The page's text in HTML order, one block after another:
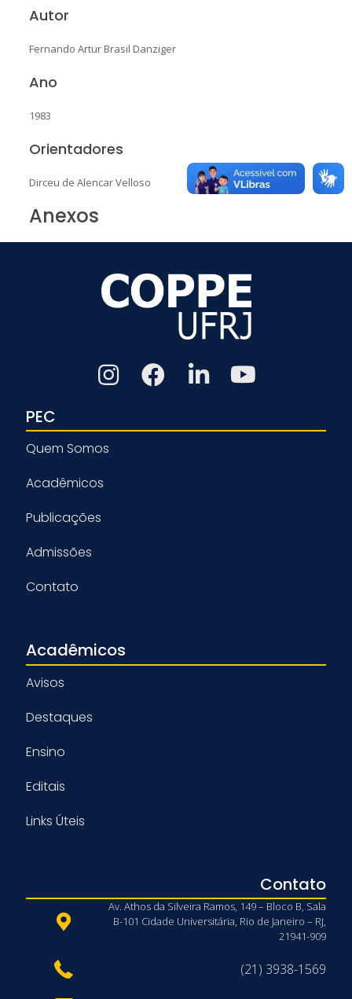
Autor
Fernando Artur Brasil Danziger
Ano
1983
Orientadores
Dirceu de Alencar Velloso
Anexos
PEC
Quem Somos
Acadêmicos
Publicações
Admissões
Contato
Acadêmicos
Avisos
Destaques
Ensino
Editais
Links Úteis
Contato
Av. Athos da Silveira Ramos, 149 – Bloco B, Sala
B-101 Cidade Universitária, Rio de Janeiro – RJ,
21941-909
(21) 3938-1569